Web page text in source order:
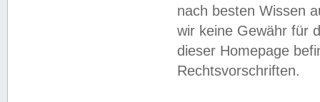
nach besten Wissen
wir keine Gewähr für
dieser Homepage
Rechtsvorschriften.